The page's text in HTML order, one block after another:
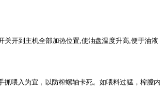
开到主机全部加热位置,使油盘温度升高,便于油液
喂入为宜，以防榨螺轴卡死。如喂料过猛，榨膛内